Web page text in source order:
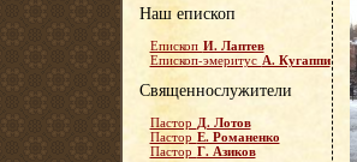
Наш епископ
Епископ И. Лаптев
Епископ-эмеритус А. Кугаппи
Священнослужители
Пастор Д. Лотов
Пастор Е. Романенко
Пастор Г. Азиков